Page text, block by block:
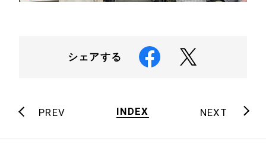
シェアする
PREV INDEX NEXT